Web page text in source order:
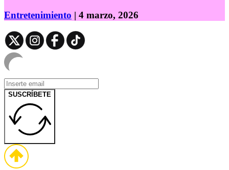
Entretenimiento | 4 marzo, 2026
SUSCRÍBETE